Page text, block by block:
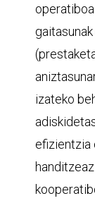
izateko
efizientzia